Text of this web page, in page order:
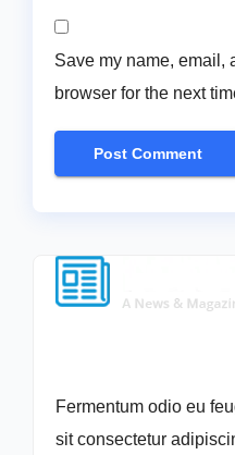
Save my name, email,
browser for the next
Fermentum odio eu
sit consectetur